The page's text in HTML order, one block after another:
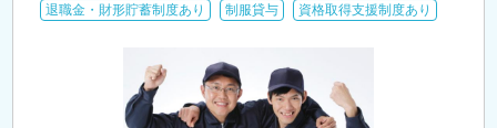
退職金・財形貯蓄制度あり
制服貸与 資格取得支援制度あり